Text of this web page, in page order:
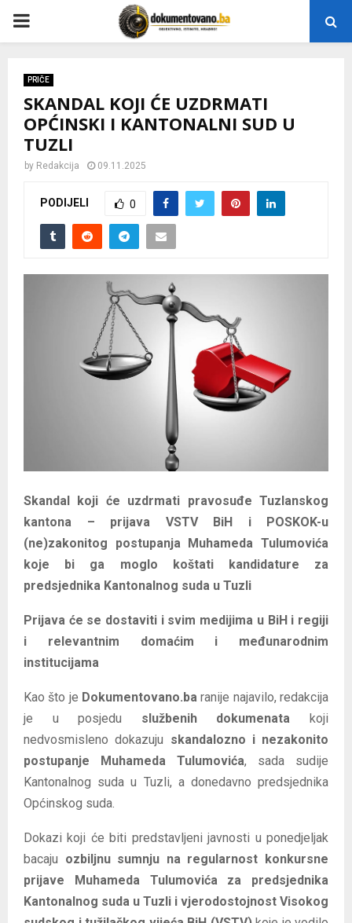
P
M
Y
PRIČE
SKANDAL KOJI ĆE UZDRMATI
OPĆINSKI I KANTONALNI SUD U
TUZLI
by Redakcija 09.11.2025
PODIJELI 0
Skandal koji će uzdrmati pravosuđe Tuzlanskog
kantona – prijava VSTV BiH i POSKOK-u
(ne)zakonitog postupanja Muhameda Tulumovića
koje bi ga moglo koštati kandidature za
predsjednika Kantonalnog suda u Tuzli
Prijava će se dostaviti i svim medijima u BiH i regiji
i relevantnim domaćim i međunarodnim
institucijama
Kao što je Dokumentovano.ba ranije najavilo, redakcija
je u posjedu službenih dokumenata koji
nedvosmisleno dokazuju skandalozno i nezakonito
postupanje Muhameda Tulumovića, sada sudije
Kantonalnog suda u Tuzli, a donedavno predsjednika
Općinskog suda.
Dokazi koji će biti predstavljeni javnosti u ponedjeljak
bacaju ozbiljnu sumnju na regularnost konkursne
prijave Muhameda Tulumovića za predsjednika
Kantonalnog suda u Tuzli i vjerodostojnost Visokog